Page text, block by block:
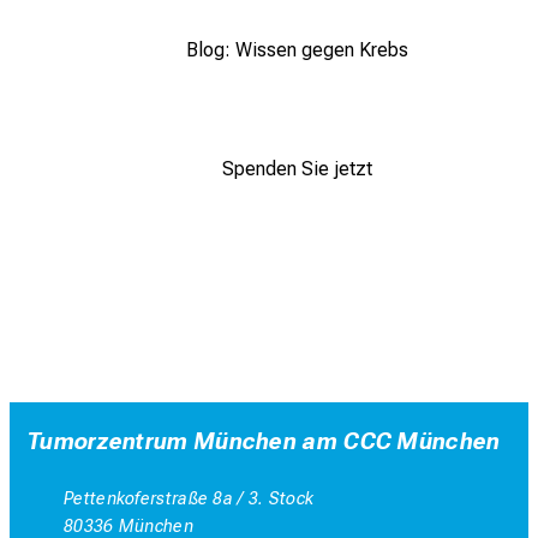
Blog: Wissen gegen Krebs
Spenden Sie jetzt
Tumorzentrum München am CCC München
Pettenkoferstraße 8a / 3. Stock
80336 München